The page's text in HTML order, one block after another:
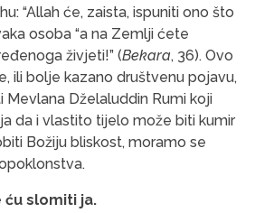
“Allah će, zaista, ispuniti ono što
osoba “a na Zemlji ćete
živjeti!” (Bekara, 36). Ovo
ili bolje kazano društvenu pojavu,
Mevlana Dželaluddin Rumi koji
da i vlastito tijelo može biti kumir
Božiju bliskost, moramo se
ću slomiti ja.